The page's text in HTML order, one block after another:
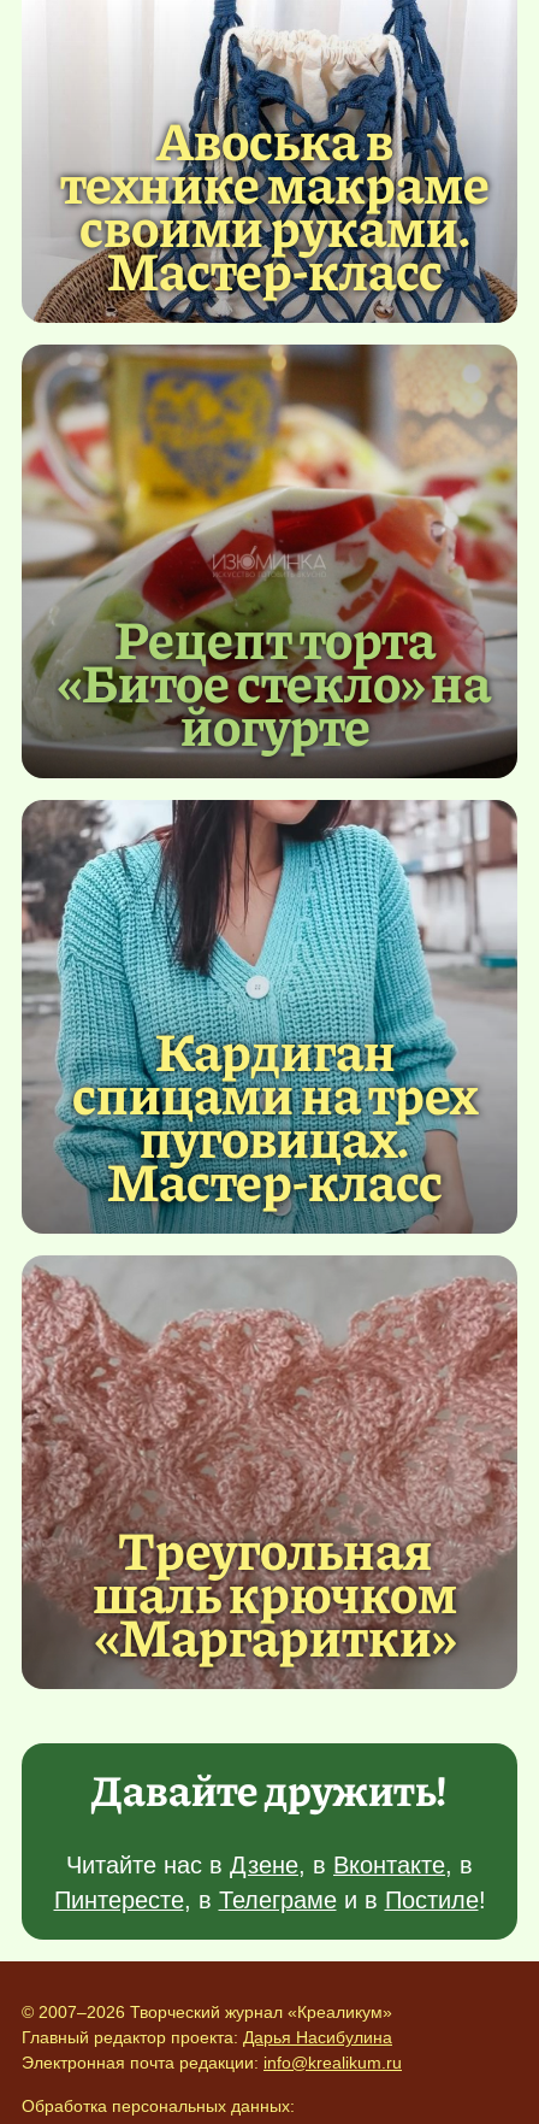
Авоська в
технике макраме
своими руками.
Мастер-класс
Рецепт торта
«Битое стекло» на
йогурте
Кардиган
спицами на трех
пуговицах.
Мастер-класс
Треугольная
шаль крючком
«Маргаритки»
Давайте дружить!
Читайте нас в Дзене, в Вконтакте, в
Пинтересте, в Телеграмеи в Постиле!
© 2007–2026 Творческий журнал «Креаликум»
Главный редактор проекта: Дарья Насибулина
Электронная почта редакции: info@krealikum.ru
Обработка персональных данных: